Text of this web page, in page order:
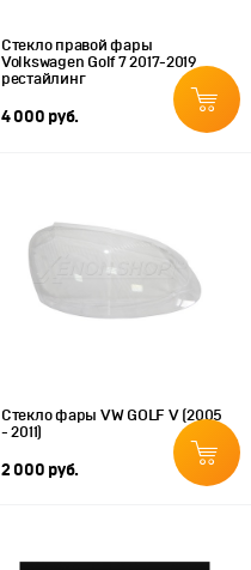
Стекло правой фары
Volkswagen Golf 7 2017-2019
рестайлинг
4 000 руб.
Стекло фары VW GOLF V (2005
- 2011)
2 000 руб.